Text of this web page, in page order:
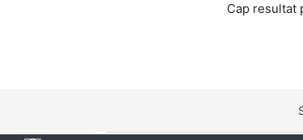
Cap resultat